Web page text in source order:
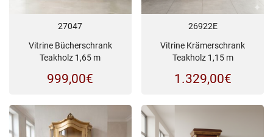
27047
Vitrine Bücherschrank
Teakholz 1,65 m
999,00€
26922E
Vitrine Krämerschrank
Teakholz 1,15 m
1.329,00€